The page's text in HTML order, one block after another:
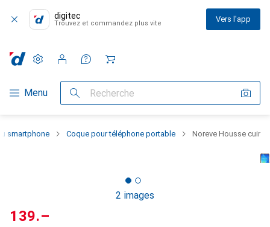
digitec
Trouvez et commandez plus vite Vers l'app
Navigation par catégorie
Menu Recherche
Paramètres
Compte client
Listes de comparaison
Listes d'envies
Panier
smartphone Coque pour téléphone portable Noreve Housse cuir
2 images
CHF
139.–